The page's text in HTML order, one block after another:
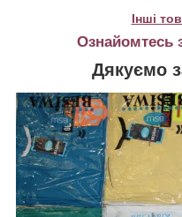
Інші
Ознайомтесь
Дякуємо